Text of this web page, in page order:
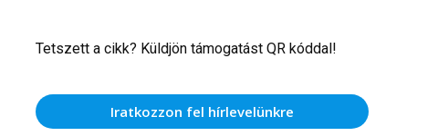
Tetszett a cikk? Küldjön támogatást QR kóddal!
Iratkozzon fel hírlevelünkre